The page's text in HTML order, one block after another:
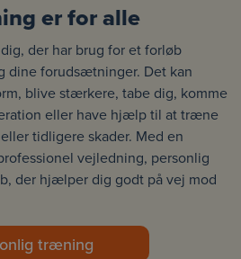
er for alle
der har brug for et forløb
dine forudsætninger. Det kan
blive stærkere, tabe dig, komme
eller have hjælp til at træne
tidligere skader. Med en
vejledning, personlig
der hjælper dig godt på vej mod
træning